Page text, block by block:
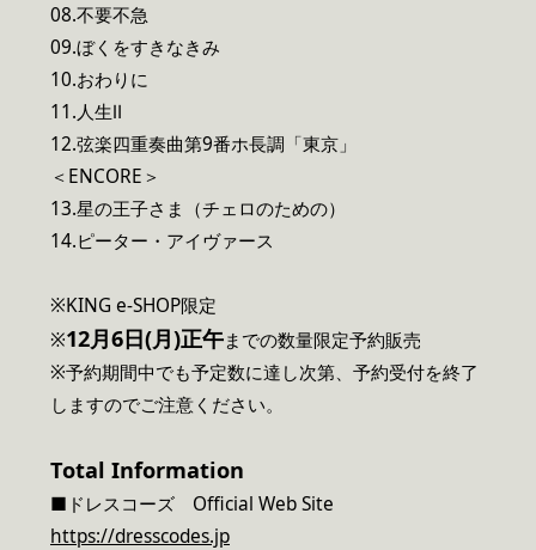
08.不要不急
09.ぼくをすきなきみ
10.おわりに
11.人生Ⅱ
12.弦楽四重奏曲第9番ホ長調「東京」
＜ENCORE＞
13.星の王子さま（チェロのための）
14.ピーター・アイヴァース
※KING e-SHOP限定
※12月6日(月)正午までの数量限定予約販売
※予約期間中でも予定数に達し次第、予約受付を終了
しますのでご注意ください。
Total Information
■ドレスコーズ Official Web Site
https://dresscodes.jp